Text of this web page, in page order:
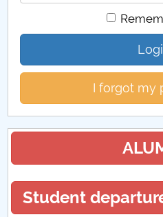
I forgot my
Student